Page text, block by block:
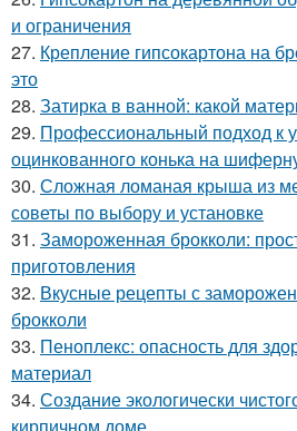
и ограничения
27. Крепление гипсокартона на
это
28. Затирка в ванной: какой
29. Профессиональный подход к
оцинкованного конька на
30. Сложная ломаная крыша из
советы по выбору и установке
31. Замороженная брокколи:
приготовления
32. Вкусные рецепты с
брокколи
33. Пеноплекс: опасность для
материал
34. Создание экологически